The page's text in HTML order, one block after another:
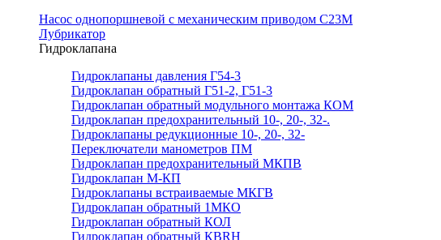
Насос однопоршневой с механическим приводом С23М
Лубрикатор
Гидроклапана
Гидроклапаны давления Г54-3
Гидроклапан обратный Г51-2, Г51-3
Гидроклапан обратный модульного монтажа КОМ
Гидроклапан предохранительный 10-, 20-, 32-.
Гидроклапаны редукционные 10-, 20-, 32-
Переключатели манометров ПМ
Гидроклапан предохранительный МКПВ
Гидроклапан М-КП
Гидроклапаны встраиваемые МКГВ
Гидроклапан обратный 1МКО
Гидроклапан обратный КОЛ
Гидроклапан обратный КВRН